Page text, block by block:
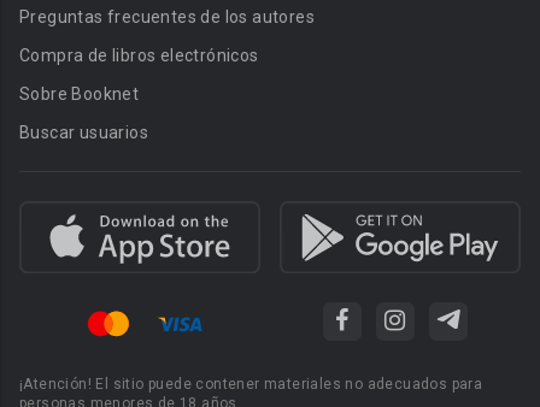
Preguntas frecuentes de los autores
Compra de libros electrónicos
Sobre Booknet
Buscar usuarios
¡Atención! El sitio puede contener materiales no adecuados para
personas menores de 18 años.